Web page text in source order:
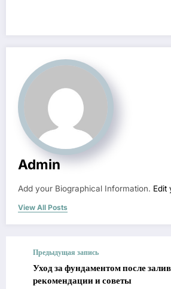
Admin
Add your Biographical Information. Edit
View All Posts
Предыдущая запись
Уход за фундаментом после
рекомендации и советы